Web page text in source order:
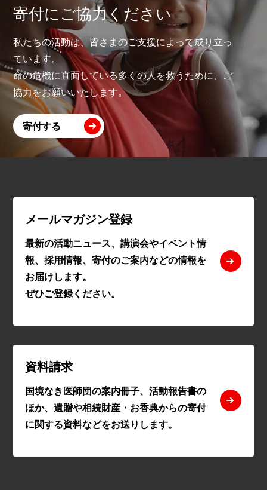
寄付にご協力ください
私たちの活動は、皆さまのご支援によって成り立っ
ています。
命の危機に直面している多くの人を救うために、ご
協力をお願いいたします。
寄付する
メールマガジン登録
最新の活動ニュース、講演会やイベント情
報、採用情報、寄付のご案内などの情報を
お届けします。
ぜひご登録ください。
資料請求
国境なき医師団の案内冊子、活動報告書の
ほか、遺贈や相続財産・お香典からの寄付
に関する資料などをお送りします。